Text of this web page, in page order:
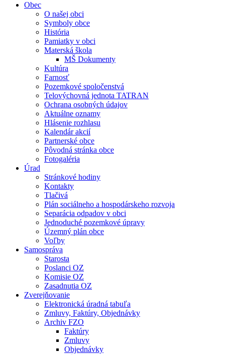
Obec
O našej obci
Symboly obce
História
Pamiatky v obci
Materská škola
MŠ Dokumenty
Kultúra
Farnosť
Pozemkové spoločenstvá
Telovýchovná jednota TATRAN
Ochrana osobných údajov
Aktuálne oznamy
Hlásenie rozhlasu
Kalendár akcií
Partnerské obce
Pôvodná stránka obce
Fotogaléria
Úrad
Stránkové hodiny
Kontakty
Tlačivá
Plán sociálneho a hospodárskeho rozvoja
Separácia odpadov v obci
Jednoduché pozemkové úpravy
Územný plán obce
Voľby
Samospráva
Starosta
Poslanci OZ
Komisie OZ
Zasadnutia OZ
Zverejňovanie
Elektronická úradná tabuľa
Zmluvy, Faktúry, Objednávky
Archiv FZO
Faktúry
Zmluvy
Objednávky